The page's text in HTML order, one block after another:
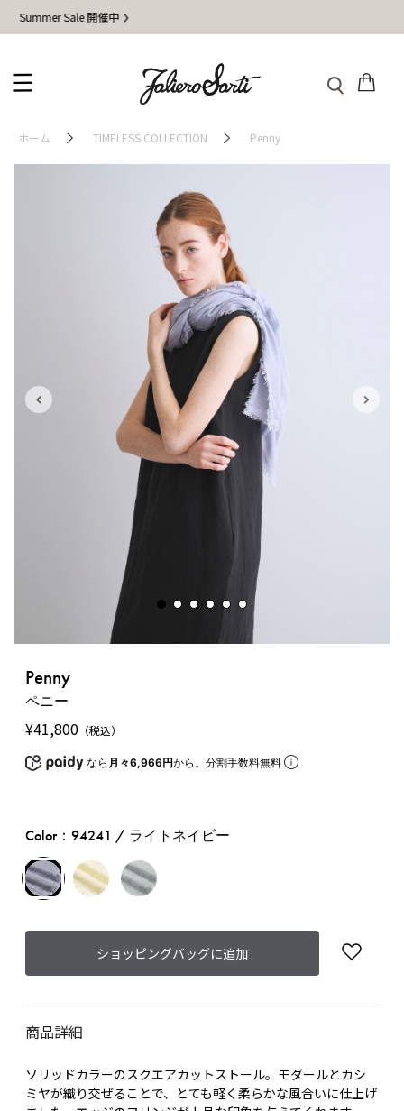
開催中
ホーム TIMELESS COLLECTION Penny
Penny
ペニー
¥41,800 （税込）
なら 月々6,966円から。分割手数料無料
Color：94241 / ライトネイビー
ショッピングバッグに追加
商品詳細
ソリッドカラーのスクエアカットストール。モダールとカシ
ミヤが織り交ぜることで、とても軽く柔らかな風合いに仕上げ